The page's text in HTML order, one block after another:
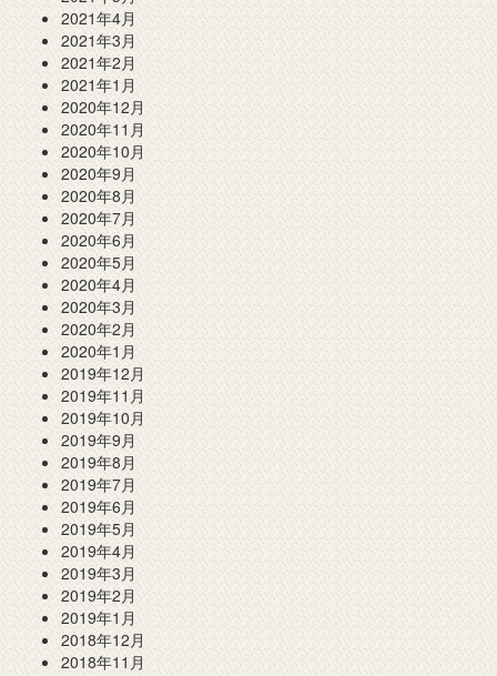
2021年4月
2021年3月
2021年2月
2021年1月
2020年12月
2020年11月
2020年10月
2020年9月
2020年8月
2020年7月
2020年6月
2020年5月
2020年4月
2020年3月
2020年2月
2020年1月
2019年12月
2019年11月
2019年10月
2019年9月
2019年8月
2019年7月
2019年6月
2019年5月
2019年4月
2019年3月
2019年2月
2019年1月
2018年12月
2018年11月